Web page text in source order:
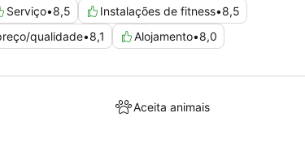
Serviço•8,5 Instalações de fitness•8,5
qualidade•8,1 Alojamento•8,0
Aceita animais